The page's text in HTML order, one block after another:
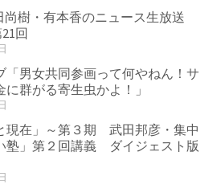
尚樹・有本香のニュース生放送
回
「男女共同参画って何やねん！サ
に群がる寄生虫かよ！」
現在」～第３期 武田邦彦・集中
塾」第２回講義 ダイジェスト版